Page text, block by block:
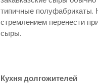
типичные полуфабрикаты.
стремлением перенести
сыры.
Кухня долгожителей